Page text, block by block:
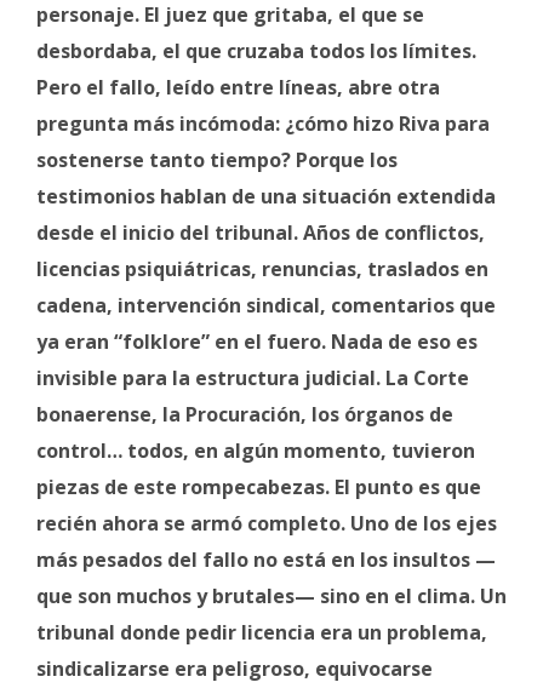
personaje. El juez que gritaba, el que se
desbordaba, el que cruzaba todos los límites.
Pero el fallo, leído entre líneas, abre otra
pregunta más incómoda: ¿cómo hizo Riva para
sostenerse tanto tiempo? Porque los
testimonios hablan de una situación extendida
desde el inicio del tribunal. Años de conflictos,
licencias psiquiátricas, renuncias, traslados en
cadena, intervención sindical, comentarios que
ya eran “folklore” en el fuero. Nada de eso es
invisible para la estructura judicial. La Corte
bonaerense, la Procuración, los órganos de
control… todos, en algún momento, tuvieron
piezas de este rompecabezas. El punto es que
recién ahora se armó completo. Uno de los ejes
más pesados del fallo no está en los insultos —
que son muchos y brutales— sino en el clima. Un
tribunal donde pedir licencia era un problema,
sindicalizarse era peligroso, equivocarse